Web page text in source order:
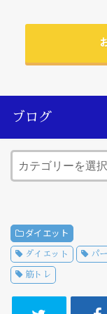
ブログ
ダイエット
ダイエット パ
筋トレ